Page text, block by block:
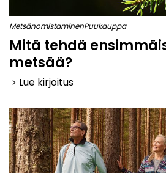
MetsänomistaminenPuukauppa
Mitä tehdä
metsää?
keyboard_arrow_right Lue kirjoitus